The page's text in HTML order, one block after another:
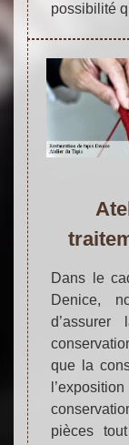
possibilité
Dans le
Denice,
que la
pièces